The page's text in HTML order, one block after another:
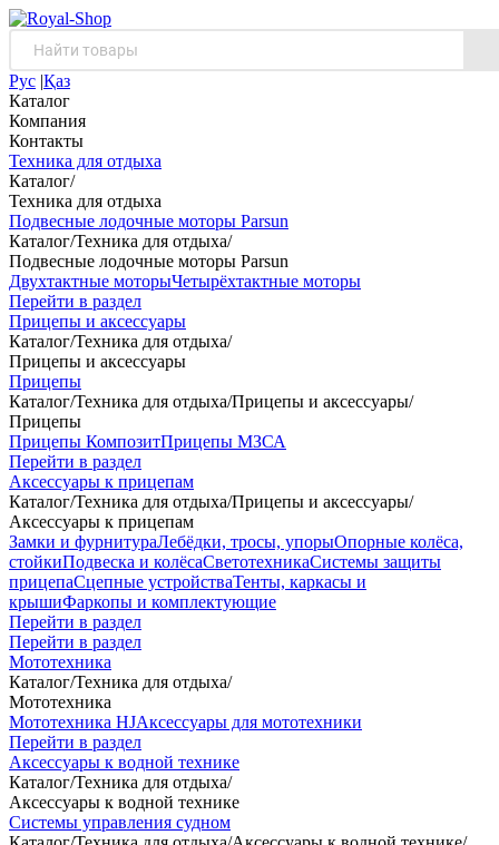
Рус |Қаз
Каталог
Компания
Контакты
Техника для отдыха
Каталог/
Техника для отдыха
Подвесные лодочные моторы Parsun
Каталог/Техника для отдыха/
Подвесные лодочные моторы Parsun
Двухтактные моторыЧетырёхтактные моторы
Перейти в раздел
Прицепы и аксессуары
Каталог/Техника для отдыха/
Прицепы и аксессуары
Прицепы
Каталог/Техника для отдыха/Прицепы и аксессуары/
Прицепы
Прицепы КомпозитПрицепы МЗСА
Перейти в раздел
Аксессуары к прицепам
Каталог/Техника для отдыха/Прицепы и аксессуары/
Аксессуары к прицепам
Замки и фурнитураЛебёдки, тросы, упорыОпорные колёса,
стойкиПодвеска и колёсаСветотехникаСистемы защиты
прицепаСцепные устройстваТенты, каркасы и
крышиФаркопы и комплектующие
Перейти в раздел
Перейти в раздел
Мототехника
Каталог/Техника для отдыха/
Мототехника
Мототехника HJАксессуары для мототехники
Перейти в раздел
Аксессуары к водной технике
Каталог/Техника для отдыха/
Аксессуары к водной технике
Системы управления судном